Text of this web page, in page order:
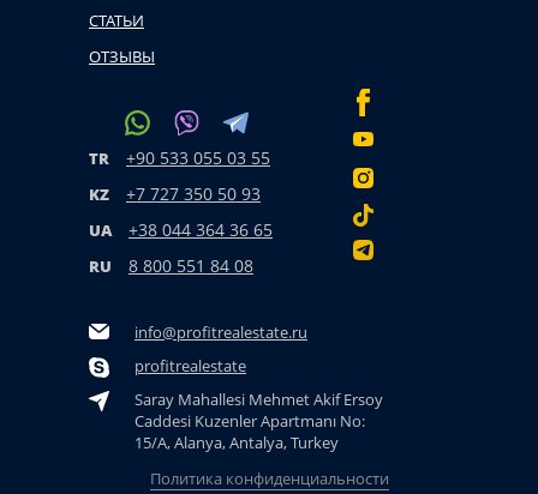
СТАТЬИ
ОТЗЫВЫ
TR +90 533 055 03 55
KZ +7 727 350 50 93
UA +38 044 364 36 65
RU 8 800 551 84 08
info@profitrealestate.ru
profitrealestate
Saray Mahallesi Mehmet Akif Ersoy
Caddesi Kuzenler Apartmanı No:
15/A, Alanya, Antalya, Turkey
Политика конфиденциальности